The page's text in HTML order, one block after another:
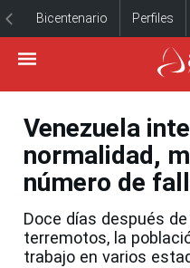
Bicentenario Perfiles
Venezuela
normalidad,
número de
Doce días después
terremotos, la
trabajo en varios